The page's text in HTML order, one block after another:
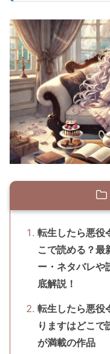
転生したら悪役
こで読める？最
ー・ネタバレや
底解説！
転生したら悪役
りますはどこで
が満載の作品